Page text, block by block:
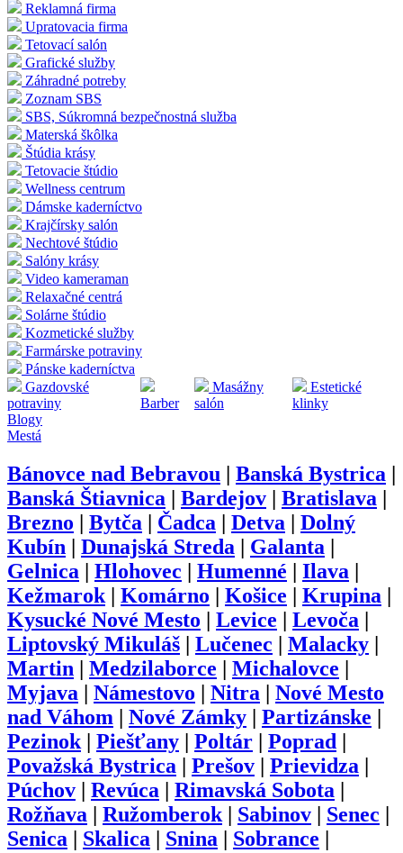
Reklamná firma
Upratovacia firma
Tetovací salón
Grafické služby
Záhradné potreby
Zoznam SBS
SBS, Súkromná bezpečnostná služba
Materská škôlka
Štúdia krásy
Tetovacie štúdio
Wellness centrum
Dámske kaderníctvo
Krajčírsky salón
Nechtové štúdio
Salóny krásy
Video kameraman
Relaxačné centrá
Solárne štúdio
Kozmetické služby
Farmárske potraviny
Pánske kaderníctva
Gazdovské
potraviny
Barber
Masážny
salón
Estetické
klinky
Blogy
Mestá
Bánovce nad Bebravou Banská Bystrica
Banská Štiavnica
Bardejov Bratislava
Brezno
Bytča Čadca Detva
Dolný
Kubín
Dunajská Streda Galanta
Gelnica
Hlohovec Humenné Ilava
Kežmarok| Komárno Košice Krupina
Kysucké Nové Mesto
Levice Levoča
Liptovský Mikuláš
Lučenec Malacky
Martin
Medzilaborce Michalovce
Myjava
Námestovo Nitra
Nové Mesto
nad Váhom
Nové Zámky Partizánske
Pezinok| Piešťany Poltár Poprad
Považská Bystrica
Prešov Prievidza
Púchov
Revúca Rimavská Sobota
Rožňava
Ružomberok| Sabinov Senec
Senica
Skalica Snina Sobrance